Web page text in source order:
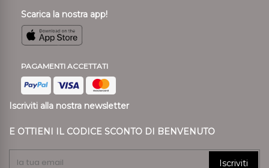
Scarica la nostra app!
PAGAMENTI ACCETTATI
Iscriviti alla nostra newsletter
E OTTIENI IL CODICE SCONTO DI BENVENUTO
Iscriviti